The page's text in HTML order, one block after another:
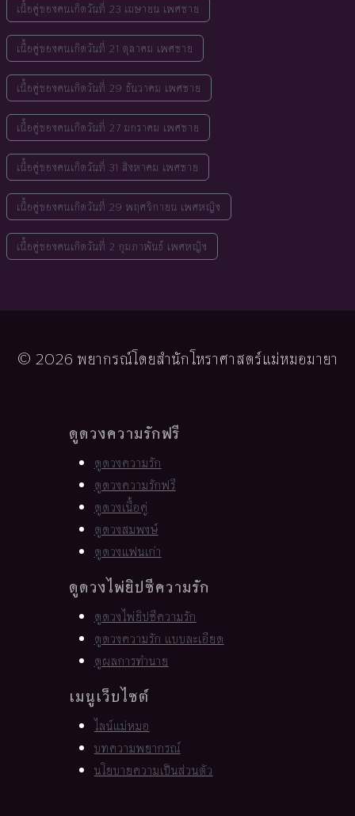
เนื้อคู่ของคนเกิดวันที่ 23 เมษายน เพศชาย
เนื้อคู่ของคนเกิดวันที่ 21 ตุลาคม เพศชาย
เนื้อคู่ของคนเกิดวันที่ 29 ธันวาคม เพศชาย
เนื้อคู่ของคนเกิดวันที่ 27 มกราคม เพศชาย
เนื้อคู่ของคนเกิดวันที่ 31 สิงหาคม เพศชาย
เนื้อคู่ของคนเกิดวันที่ 29 พฤศจิกายน เพศหญิง
เนื้อคู่ของคนเกิดวันที่ 2 กุมภาพันธ์ เพศหญิง
© 2026 พยากรณ์โดยสำนักโหราศาสตร์แม่หมอมายา
ดูดวงความรักฟรี
ดูดวงความรัก
ดูดวงความรักฟรี
ดูดวงเนื้อคู่
ดูดวงสมพงษ์
ดูดวงแฟนเก่า
ดูดวงไพ่ยิปซีความรัก
ดูดวงไพ่ยิปซีความรัก
ดูดวงความรัก แบบละเอียด
ดูผลการทำนาย
เมนูเว็บไซต์
ไลน์แม่หมอ
บทความพยากรณ์
นโยบายความเป็นส่วนตัว